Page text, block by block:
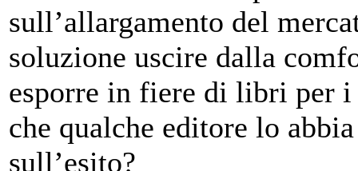
sull’allargamento del
soluzione uscire dalla
esporre in fiere di libri per
che qualche editore lo
sull’esito?